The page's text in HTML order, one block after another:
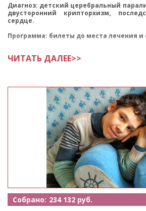
Диагноз: детский церебральный
двусторонний крипторхизм,
сердце.
Программа: билеты до места лечения и
ЧИТАТЬ ДАЛЕЕ>>
Собрано: 234 132 руб.